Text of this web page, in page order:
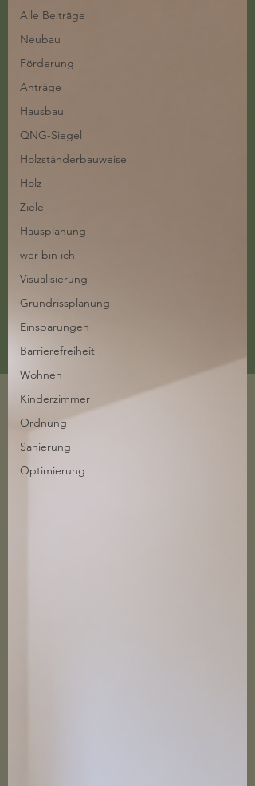
Alle Beiträge
Neubau
Förderung
Anträge
Hausbau
QNG-Siegel
Holzständerbauweise
Holz
Ziele
Hausplanung
wer bin ich
Visualisierung
Grundrissplanung
Einsparungen
Barrierefreiheit
Wohnen
Kinderzimmer
Ordnung
Sanierung
Optimierung